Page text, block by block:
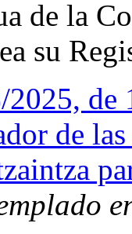
de la
su
de
de